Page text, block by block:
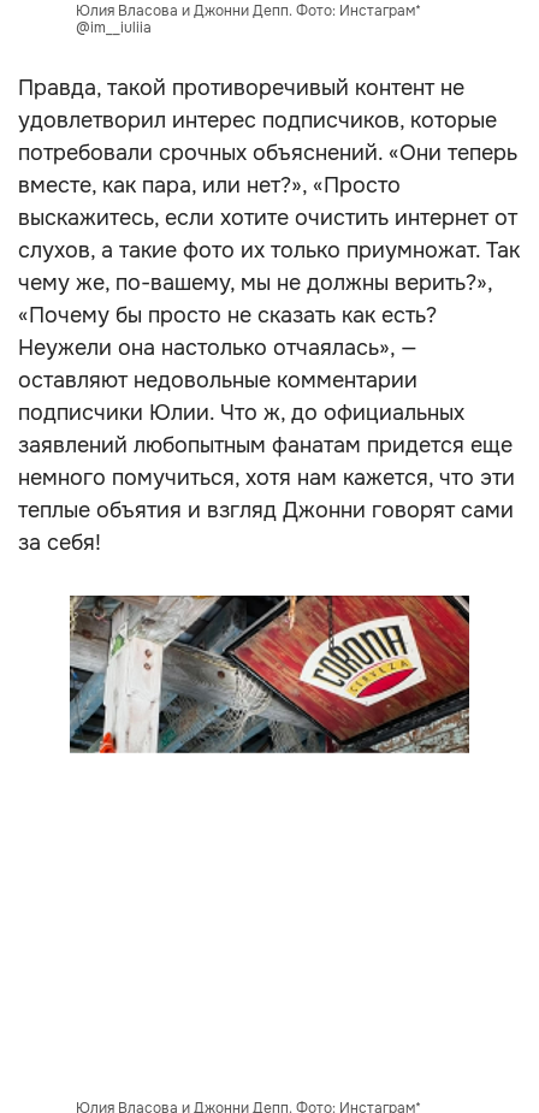
Юлия Власова и Джонни Депп. Фото: Инстаграм*
@im__iuliia
Правда, такой противоречивый контент не
удовлетворил интерес подписчиков, которые
потребовали срочных объяснений. «Они теперь
вместе, как пара, или нет?», «Просто
выскажитесь, если хотите очистить интернет от
слухов, а такие фото их только приумножат. Так
чему же, по-вашему, мы не должны верить?»,
«Почему бы просто не сказать как есть?
Неужели она настолько отчаялась», —
оставляют недовольные комментарии
подписчики Юлии. Что ж, до официальных
заявлений любопытным фанатам придется еще
немного помучиться, хотя нам кажется, что эти
теплые объятия и взгляд Джонни говорят сами
за себя!
Юлия Власова и Джонни Депп. Фото: Инстаграм*